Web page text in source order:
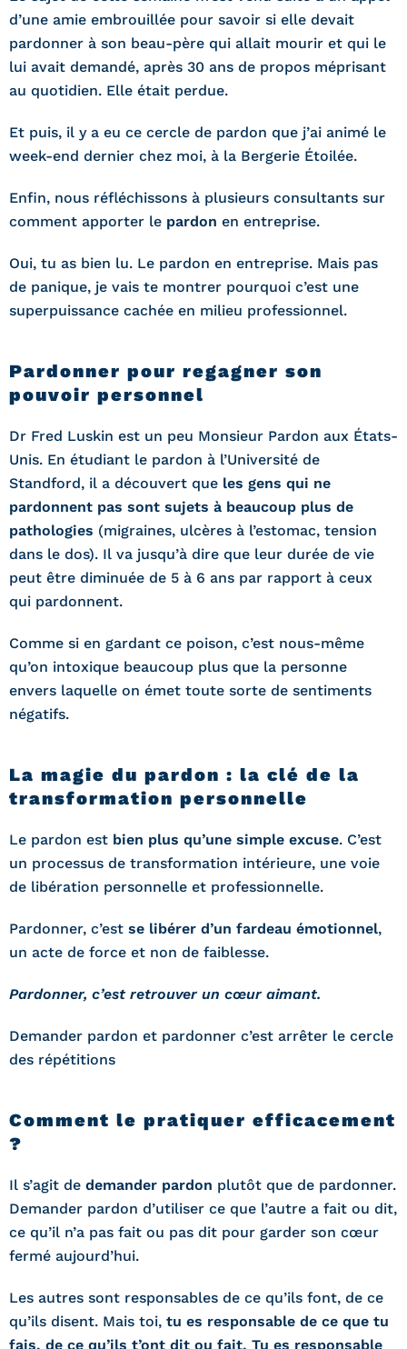
d’une amie embrouillée pour savoir si elle devait
pardonner à son beau-père qui allait mourir et qui le
lui avait demandé, après 30 ans de propos méprisant
au quotidien. Elle était perdue.
Et puis, il y a eu ce cercle de pardon que j’ai animé le
week-end dernier chez moi, à la Bergerie Étoilée.
Enfin, nous réfléchissons à plusieurs consultants sur
comment apporter le pardon en entreprise.
Oui, tu as bien lu. Le pardon en entreprise. Mais pas
de panique, je vais te montrer pourquoi c’est une
superpuissance cachée en milieu professionnel.
Pardonner pour regagner son
pouvoir personnel
Dr Fred Luskin est un peu Monsieur Pardon aux États-
Unis. En étudiant le pardon à l’Université de
Standford, il a découvert que les gens qui ne
pardonnent pas sont sujets à beaucoup plus de
pathologies (migraines, ulcères à l’estomac, tension
dans le dos). Il va jusqu’à dire que leur durée de vie
peut être diminuée de 5 à 6 ans par rapport à ceux
qui pardonnent.
Comme si en gardant ce poison, c’est nous-même
qu’on intoxique beaucoup plus que la personne
envers laquelle on émet toute sorte de sentiments
négatifs.
La magie du pardon : la clé de la
transformation personnelle
Le pardon est bien plus qu’une simple excuse. C’est
un processus de transformation intérieure, une voie
de libération personnelle et professionnelle.
Pardonner, c’est se libérer d’un fardeau émotionnel,
un acte de force et non de faiblesse.
Pardonner, c’est retrouver un cœur aimant.
Demander pardon et pardonner c’est arrêter le cercle
des répétitions
Comment le pratiquer efficacement
?
Il s’agit de demander pardon plutôt que de pardonner.
Demander pardon d’utiliser ce que l’autre a fait ou dit,
ce qu’il n’a pas fait ou pas dit pour garder son cœur
fermé aujourd’hui.
Les autres sont responsables de ce qu’ils font, de ce
qu’ils disent. Mais toi, tu es responsable de ce que tu
fais, de ce qu’ils t’ont dit ou fait. Tu es responsable